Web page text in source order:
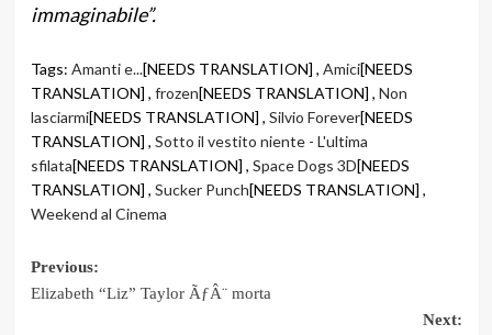
immaginabile”.
Tags: Amanti e...[NEEDS TRANSLATION] , Amici[NEEDS
TRANSLATION] , frozen[NEEDS TRANSLATION] , Non
lasciarmi[NEEDS TRANSLATION] , Silvio Forever[NEEDS
TRANSLATION] , Sotto il vestito niente - L'ultima
sfilata[NEEDS TRANSLATION] , Space Dogs 3D[NEEDS
TRANSLATION] , Sucker Punch[NEEDS TRANSLATION] ,
Weekend al Cinema
Post
Previous:
Elizabeth “Liz” Taylor ÃƒÂ¨ morta
Next: